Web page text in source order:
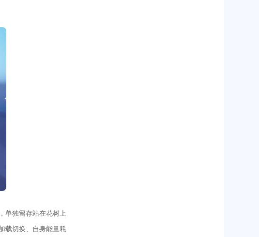
单独留存站在花树上
载切换、自身能量耗